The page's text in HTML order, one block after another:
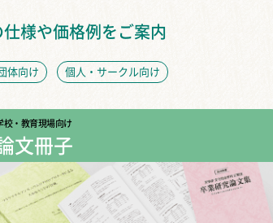
様や価格例をご案内
体向け 個人・サークル向け
校・教育現場向け
文冊子